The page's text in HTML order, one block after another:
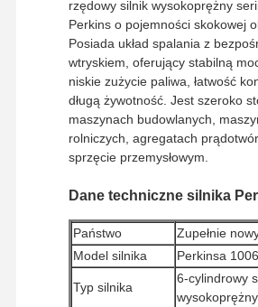
rzędowy silnik wysokoprężny
Perkins o pojemności skokowej
Posiada układ spalania z
wtryskiem, oferujący stabilną
niskie zużycie paliwa, łatwość
długą żywotność. Jest szeroko
maszynach budowlanych,
rolniczych, agregatach
sprzęcie przemysłowym.
Dane techniczne silnika
Państwo
Zupełnie
Model silnika
Perkinsa 1006
Typ silnika
6-cylindrowy
wysokoprężny